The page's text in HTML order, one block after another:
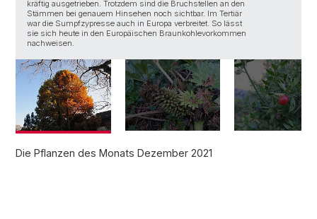
kräftig ausgetrieben. Trotzdem sind die Bruchstellen an den
Stämmen bei genauem Hinsehen noch sichtbar. Im Tertiär
war die Sumpfzypresse auch in Europa verbreitet. So lässt
sie sich heute in den Europäischen Braunkohlevorkommen
nachweisen.
Die Pflanzen des Monats Dezember 2021